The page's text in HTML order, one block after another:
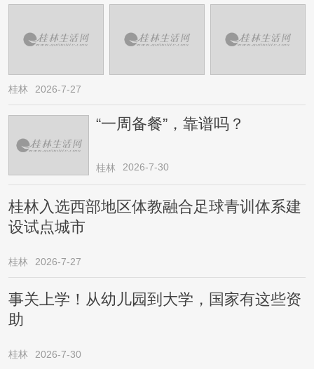
桂林 2026-7-27
“一周备餐”，靠谱吗？
桂林 2026-7-30
桂林入选西部地区体教融合足球青训体系建
设试点城市
桂林 2026-7-27
事关上学！从幼儿园到大学，国家有这些资
助
桂林 2026-7-30